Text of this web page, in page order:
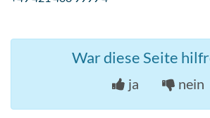
War diese Seite
ja nein